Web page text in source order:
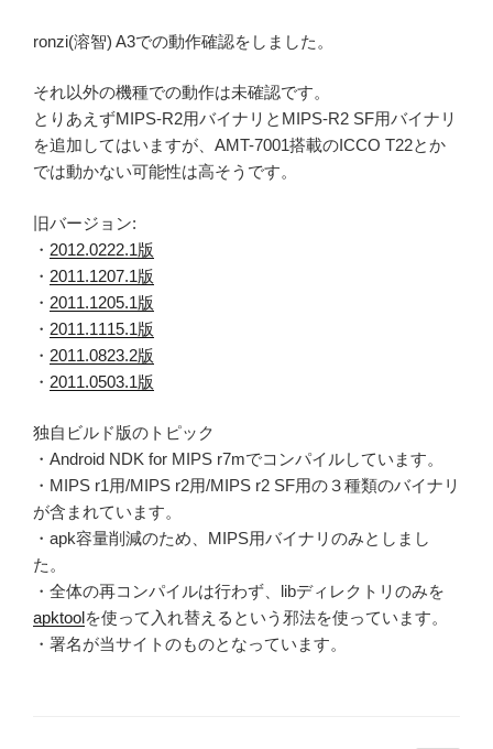
ronzi(溶智) A3での動作確認をしました。
それ以外の機種での動作は未確認です。
とりあえずMIPS-R2用バイナリとMIPS-R2 SF用バイナリ
を追加してはいますが、AMT-7001搭載のICCO T22とか
では動かない可能性は高そうです。
旧バージョン:
・ 2012.0222.1版
・ 2011.1207.1版
・ 2011.1205.1版
・ 2011.1115.1版
・ 2011.0823.2版
・ 2011.0503.1版
独自ビルド版のトピック
・Android NDK for MIPS r7mでコンパイルしています。
・MIPS r1用/MIPS r2用/MIPS r2 SF用の３種類のバイナリ
が含まれています。
・apk容量削減のため、MIPS用バイナリのみとしまし
た。
・全体の再コンパイルは行わず、libディレクトリのみを
apktoolを使って入れ替えるという邪法を使っています。
・署名が当サイトのものとなっています。